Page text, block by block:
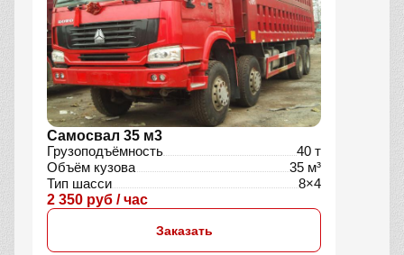
Самосвал 35 м3
Грузоподъёмность
40 т
Объём кузова
35 м³
Тип шасси
8×4
2 350 руб / час
Заказать